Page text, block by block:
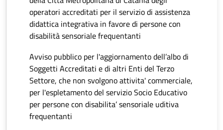
operatori accreditati per il servizio di assistenza
didattica integrativa in favore di persone con
disabilità sensoriale frequentanti
Avviso pubblico per l'aggiornamento dell’albo di
Soggetti Accreditati e di altri Enti del Terzo
Settore, che non svolgono attivita' commerciale,
per l'espletamento del servizio Socio Educativo
per persone con disabilita’ sensoriale uditiva
frequentanti